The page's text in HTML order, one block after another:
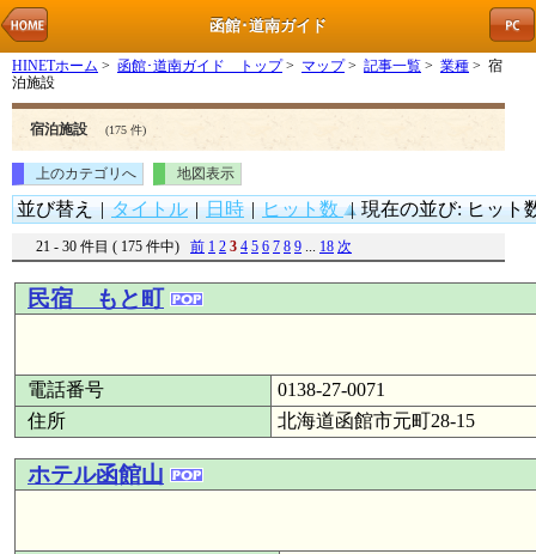
函館･道南ガイド
HINETホーム > 函館･道南ガイド トップ> マップ> 記事一覧 > 業種 > 宿
泊施設
宿泊施設 (175 件)
上のカテゴリへ 地図表示
並び替え | タイトル | 日時 | ヒット数 | 現在の並び: ヒット
21 - 30 件目 ( 175 件中) 前 1 2 3 4 5 6 7 8 9 ... 18 次
民宿 もと町
電話番号
0138-27-0071
住所
北海道函館市元町28-15
ホテル函館山